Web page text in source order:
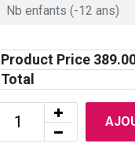
Product Price
Total